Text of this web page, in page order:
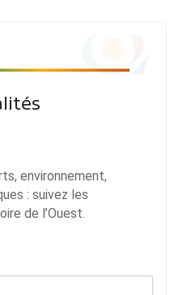
environnement,
: suivez les
de l’Ouest.